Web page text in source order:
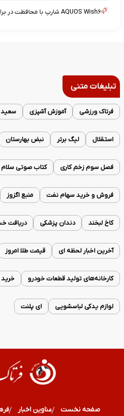
AQUOS Wish۶ شارپ با محافظت در برابر کلاهبرداری معرفی شد
تبلیغات متنی
فرتاک ورزشی آموزش آشپزی
استقلال لیگ برتر نبض بهارستان
فصل سوم زخم کاری کتاب صوتی
فروش و خرید سهام نفت منبع اگزوز
کاخ لبخند دندان پزشکی دریافت
آخرین اخبار لحظه ای قیمت طلا امروز
کارخانه‌های تولید قطعات خودرو خرید
لوازم یدکی لباسشویی ای پلنت
صفحه نخست عناوین اخبار